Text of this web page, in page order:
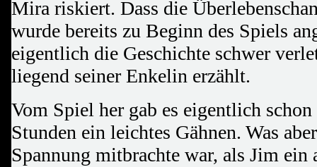
Mira riskiert. Dass die
wurde bereits zu Beginn des Spiels
eigentlich die Geschichte schwer
liegend seiner Enkelin erzählt.
Vom Spiel her gab es eigentlich
Stunden ein leichtes Gähnen. Was
Spannung mitbrachte war, als Jim ein